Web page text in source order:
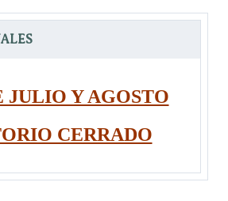
JULIO Y AGOSTO
CERRADO